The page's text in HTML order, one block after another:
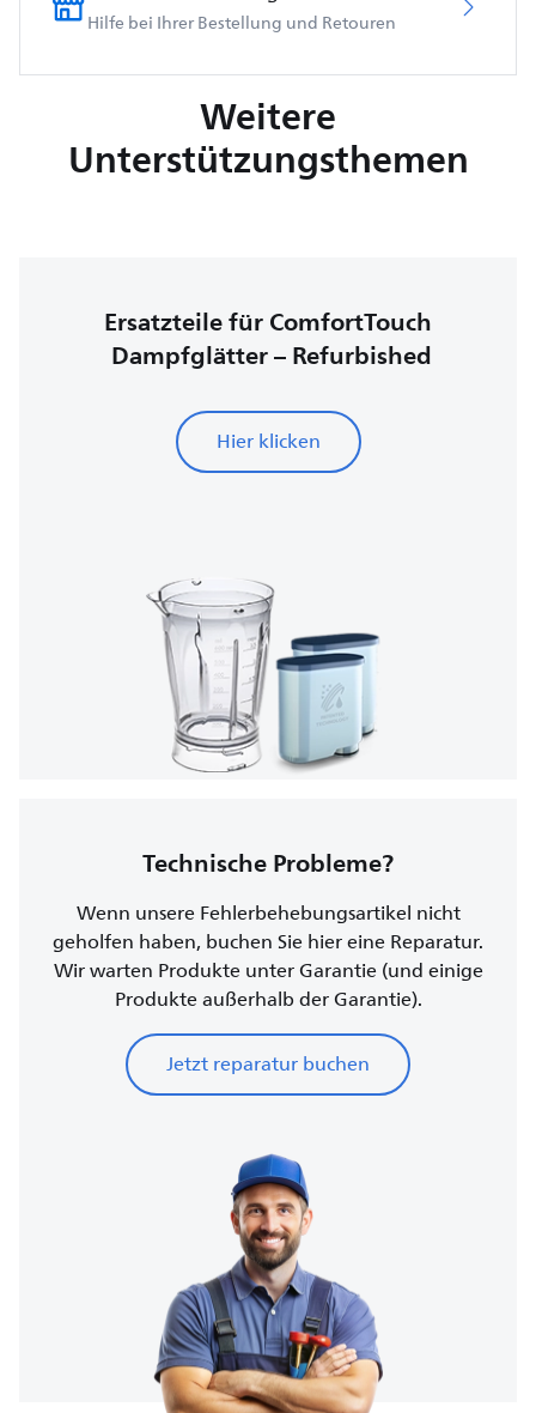
Hilfe bei Ihrer Bestellung und Retouren
Weitere
Unterstützungsthemen
Ersatzteile für ComfortTouch
Dampfglätter – Refurbished
Hier klicken
Technische Probleme?
Wenn unsere Fehlerbehebungsartikel nicht
geholfen haben, buchen Sie hier eine Reparatur.
Wir warten Produkte unter Garantie (und einige
Produkte außerhalb der Garantie).
Jetzt reparatur buchen